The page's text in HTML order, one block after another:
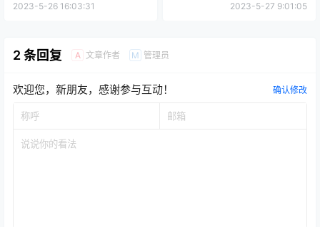
2023-5-26 16:03:31 2023-5-27 9:01:05
2 条回复 A 文章作者 M 管理员
欢迎您，新朋友，感谢参与互动！ 确认修改